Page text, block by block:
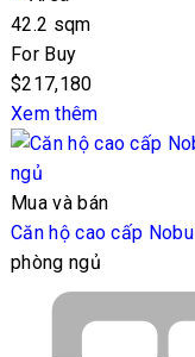
42.2 sqm
For Buy
$217,180
Xem thêm
Mua và bán
Căn hộ cao cấp
phòng ngủ